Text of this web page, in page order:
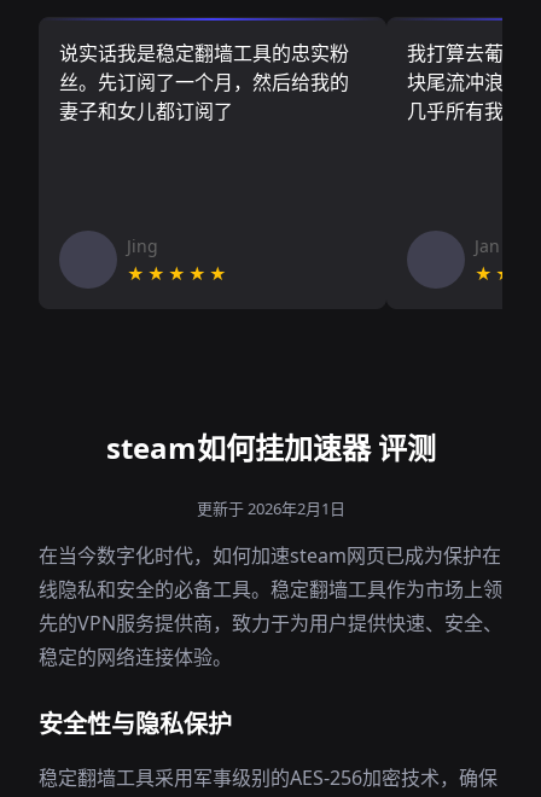
说实话我是稳定翻墙工具的忠实粉
丝。先订阅了一个月，然后给我的
妻子和女儿都订阅了
Jing
★★★★★
我打算去葡萄
块尾流冲浪板
几乎所有我需
Jan V
steam如何挂加速器 评测
更新于 2026年2月1日
在当今数字化时代，如何加速steam网页已成为保护在
线隐私和安全的必备工具。稳定翻墙工具作为市场上领
先的VPN服务提供商，致力于为用户提供快速、安全、
稳定的网络连接体验。
安全性与隐私保护
稳定翻墙工具采用军事级别的AES-256加密技术，确保